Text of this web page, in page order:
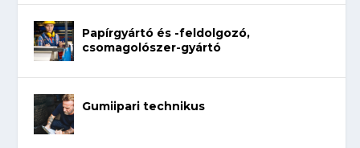
Papírgyártó és -feldolgozó,
csomagolószer-gyártó
Gumiipari technikus